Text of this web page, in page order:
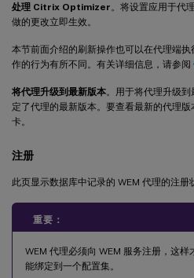
处理 Citrix Optimizer 。将设置应用于代
做的更改立即生效。
本节前面介绍的刷新操作也可以在代理端
作的行为有所不同。有关详细信息，请参阅
将代理升级到最新版本。用于将代理升级
定了代理的最新版本。要查看最新的代理版
卡。
注册
此页显示数据库中记录的 WEM 代理的注册
重要：
WEM 代理必须向 WEM 服务注册，这
能绑定到一个配置集。